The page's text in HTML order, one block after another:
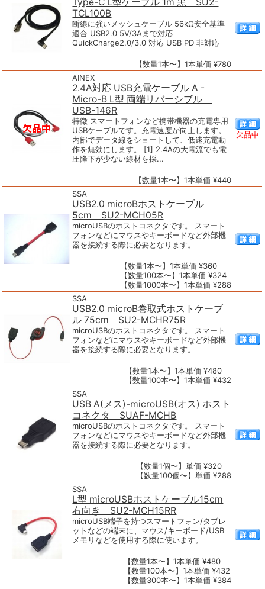
TCL100B
断線に強いメッシュケーブル 56kΩ安全基準
適合 USB2.0 5V/3Aまで対応
QuickCharge2.0/3.0 対応 USB PD 非対応
【数量1本〜】1本単価 ¥780
AINEX
2.4A対応 USB充電ケーブル A -
Micro-B L型 両端リバーシブル
USB-146R
特徴 スマートフォンなど携帯機器の充電専用
USBケーブルです。充電速度が向上します。
内部でデータ線をショートして、低速充電動
作を無効にします。 [1] 2.4Aの大電流でも電
圧降下が少ない線材を採...
【数量1本〜】1本単価 ¥440
欠品中
SSA
USB2.0 microBホストケーブル
5cm SU2-MCH05R
microUSBのホストコネクタです。 スマート
フォンなどにマウスやキーボードなど外部機
器を接続する際に必要となります。
【数量1本〜】1本単価 ¥360
【数量100本〜】1本単価 ¥324
【数量1000本〜】1本単価 ¥288
SSA
USB2.0 microB巻取式ホストケーブ
ル 75cm SU2-MCHR75R
microUSBのホストコネクタです。 スマート
フォンなどにマウスやキーボードなど外部機
器を接続する際に必要となります。
【数量1本〜】1本単価 ¥480
【数量100本〜】1本単価 ¥432
SSA
USB A(メス)-microUSB(オス) ホスト
コネクタ SUAF-MCHB
microUSBのホストコネクタです。 スマート
フォンなどにマウスやキーボードなど外部機
器を接続する際に必要となります。
【数量1個〜】単価 ¥320
【数量100個〜】単価 ¥288
SSA
L型 microUSBホストケーブル15cm
右向き SU2-MCH15RR
microUSB端子を持つスマートフォン/タブレ
ットなどの端末に、マウス/キーボード/USB
メモリなどを使用する際に使います。
【数量1本〜】1本単価 ¥480
【数量100本〜】1本単価 ¥432
【数量300本〜】1本単価 ¥384